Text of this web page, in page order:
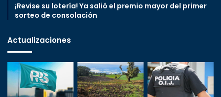
¡Revise su lotería! Ya salió el premio mayor del primer
sorteo de consolación
Actualizaciones